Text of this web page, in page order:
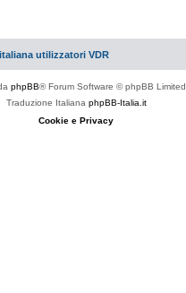
utilizzatori VDR
phpBB® Forum Software © phpBB Limited
Traduzione Italiana phpBB-Italia.it
Cookie e Privacy